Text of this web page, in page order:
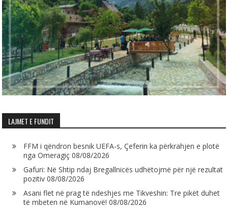
LAJMET E FUNDIT
FFM i qëndron besnik UEFA-s, Çeferin ka përkrahjen e plotë
nga Omeragiç 08/08/2026
Gafuri: Në Shtip ndaj Bregallnicës udhëtojmë për një rezultat
pozitiv 08/08/2026
Asani flet në prag të ndeshjes me Tikveshin: Tre pikët duhet
të mbeten në Kumanovë! 08/08/2026